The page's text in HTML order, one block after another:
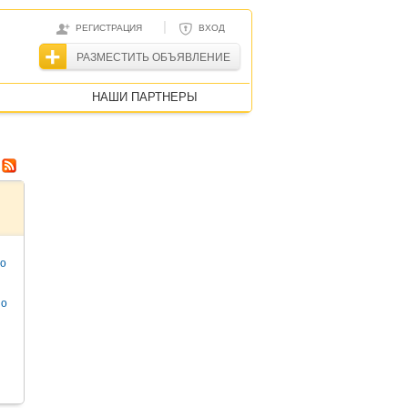
РЕГИСТРАЦИЯ | ВХОД
РАЗМЕСТИТЬ ОБЪЯВЛЕНИЕ
НАШИ ПАРТНЕРЫ